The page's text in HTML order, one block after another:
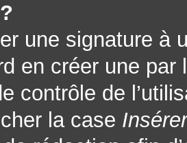
une signature à
en créer une par
contrôle de
la case